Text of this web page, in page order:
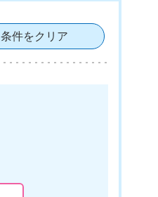
条件をクリア